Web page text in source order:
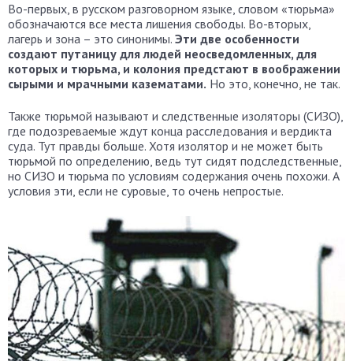
Во-первых, в русском разговорном языке, словом «тюрьма»
обозначаются все места лишения свободы. Во-вторых,
лагерь и зона – это синонимы. Эти две особенности
создают путаницу для людей неосведомленных, для
которых и тюрьма, и колония предстают в воображении
сырыми и мрачными казематами. Но это, конечно, не так.
Также тюрьмой называют и следственные изоляторы (СИЗО),
где подозреваемые ждут конца расследования и вердикта
суда. Тут правды больше. Хотя изолятор и не может быть
тюрьмой по определению, ведь тут сидят подследственные,
но СИЗО и тюрьма по условиям содержания очень похожи. А
условия эти, если не суровые, то очень непростые.